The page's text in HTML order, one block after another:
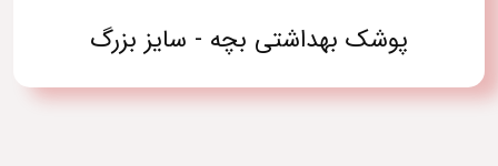
پوشک بهداشتی بچه - سایز بزرگ